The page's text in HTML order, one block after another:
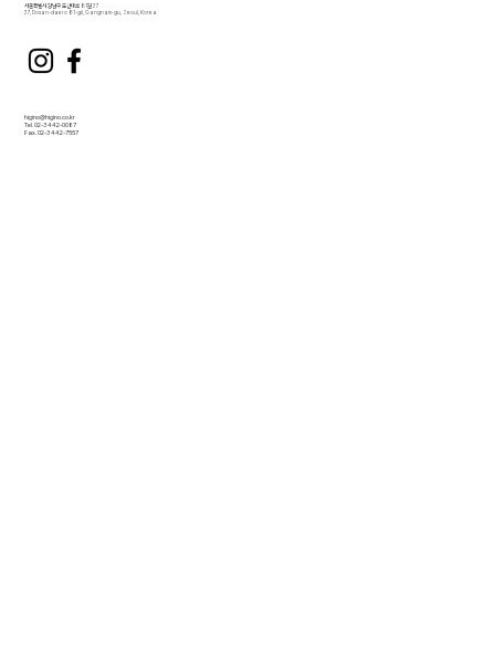
higino@higino.co.kr
Tel. 02-3442-0087
Fax. 02-3442-7557
서울특별시 강남구 도산대로 81길 37
37, Dosan-daero 81-gil, Gangnam-gu, Seoul, Korea